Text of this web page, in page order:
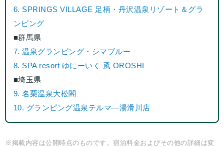
6. SPRINGS VILLAGE 足柄・丹沢温泉リゾート＆グラ
ンピング
■群馬県
7. 温泉グランピング・シマブルー
8. SPA resort ゆにーいく 颪 OROSHI
■埼玉県
9. 名栗温泉大松閣
10. グランピング温泉テルマ―湯滑川店
※掲載内容は公開時点のものです。宿泊料金およびその他の詳細は変